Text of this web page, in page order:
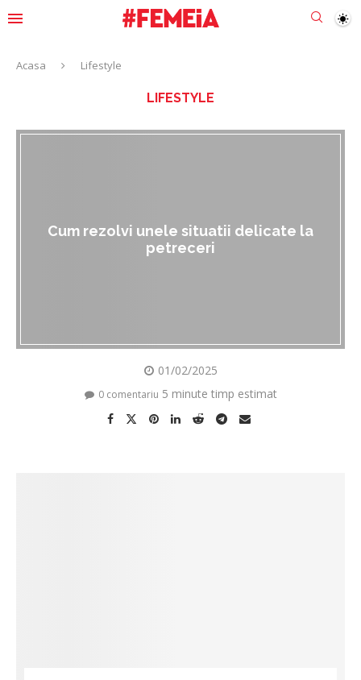
Acasa Lifestyle
LIFESTYLE
Cum rezolvi unele situatii delicate la
petreceri
01/02/2025
0 comentariu 5 minute timp estimat